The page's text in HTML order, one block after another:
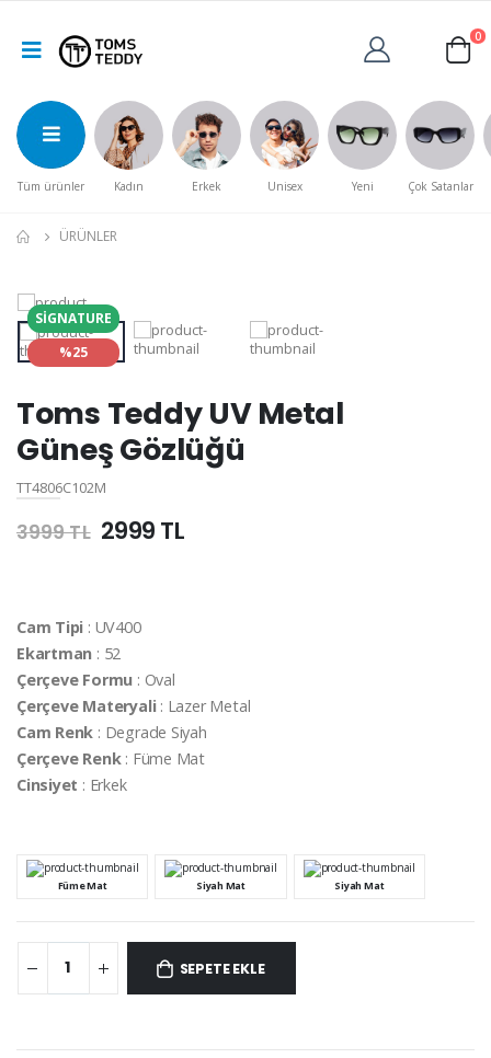
0
Tüm ürünler Kadın Erkek Unisex Yeni Çok Satanlar
ÜRÜNLER
SIGNATURE
%25
Toms Teddy UV Metal
Güneş Gözlüğü
TT4806C102M
3999 TL 2999 TL
Cam Tipi : UV400
Ekartman : 52
Çerçeve Formu : Oval
Çerçeve Materyali: Lazer Metal
Cam Renk : Degrade Siyah
Çerçeve Renk: Füme Mat
Cinsiyet : Erkek
Füme Mat Siyah Mat Siyah Mat
SEPETE EKLE